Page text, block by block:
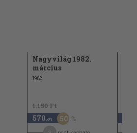
Nagyvilág 1982.
március
1982
1.150 Ft
570 ,-Ft 50